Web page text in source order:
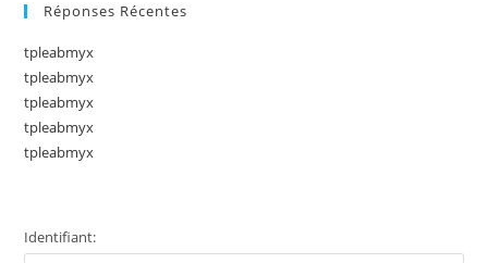
Réponses Récentes
tpleabmyx
tpleabmyx
tpleabmyx
tpleabmyx
tpleabmyx
Identifiant: